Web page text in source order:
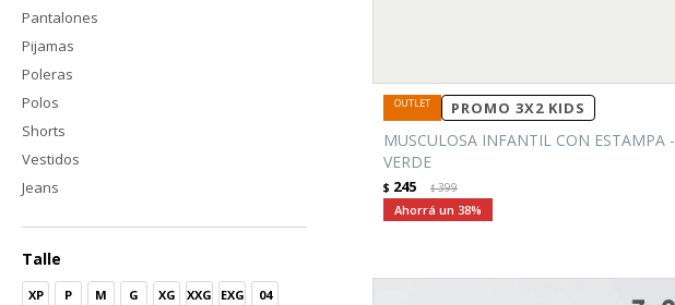
PROMO 3X2 KIDS
MUSCULOSA INFANTIL CON ESTAMPA -
VERDE
$ 245 $399
38
Pantalones
Pijamas
Poleras
Polos
Shorts
Vestidos
Jeans
Talle
XP P M G XG XXG EXG
04